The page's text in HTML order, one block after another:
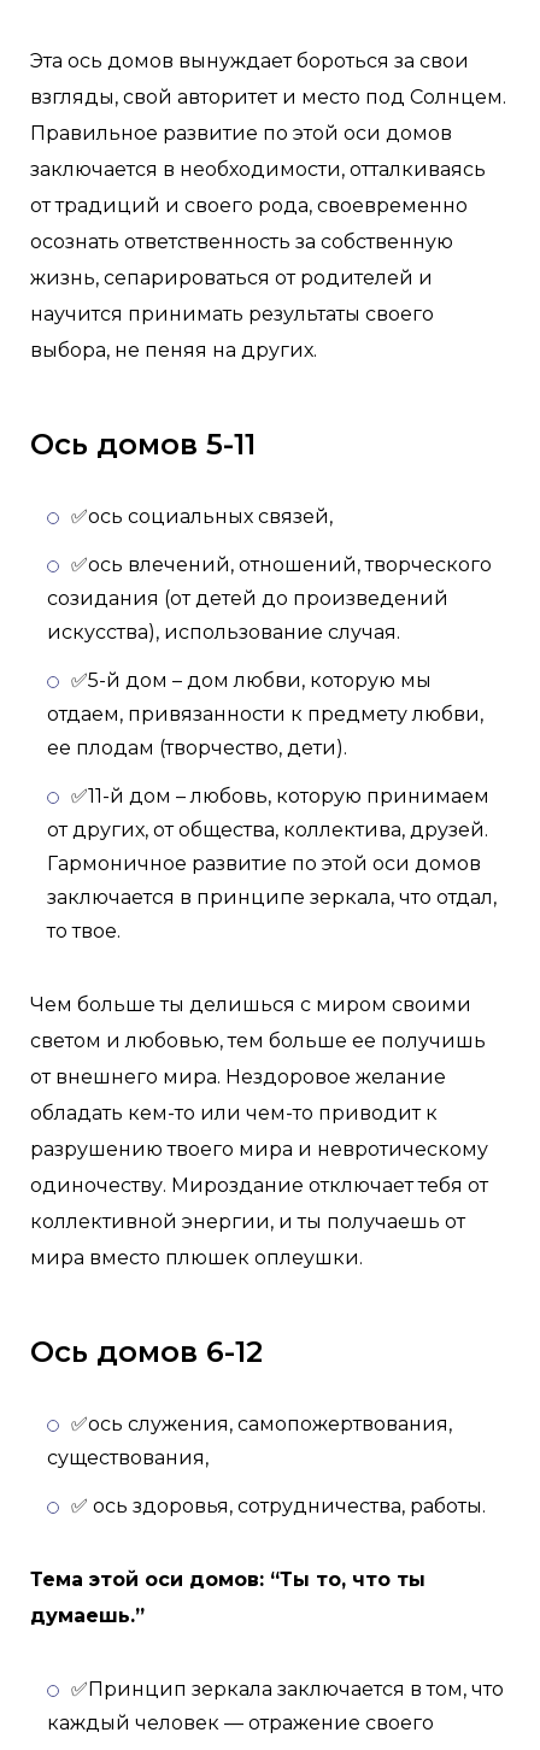
Эта ось домов вынуждает бороться за свои
взгляды, свой авторитет и место под Солнцем.
Правильное развитие по этой оси домов
заключается в необходимости, отталкиваясь
от традиций и своего рода, своевременно
осознать ответственность за собственную
жизнь, сепарироваться от родителей и
научится принимать результаты своего
выбора, не пеняя на других.
Ось домов 5-11
✅ось социальных связей,
✅ось влечений, отношений, творческого
созидания (от детей до произведений
искусства), использование случая.
✅5-й дом – дом любви, которую мы
отдаем, привязанности к предмету любви,
ее плодам (творчество, дети).
✅11-й дом – любовь, которую принимаем
от других, от общества, коллектива, друзей.
Гармоничное развитие по этой оси домов
заключается в принципе зеркала, что отдал,
то твое.
Чем больше ты делишься с миром своими
светом и любовью, тем больше ее получишь
от внешнего мира. Нездоровое желание
обладать кем-то или чем-то приводит к
разрушению твоего мира и невротическому
одиночеству. Мироздание отключает тебя от
коллективной энергии, и ты получаешь от
мира вместо плюшек оплеушки.
Ось домов 6-12
✅ось служения, самопожертвования,
существования,
✅ ось здоровья, сотрудничества, работы.
Тема этой оси домов: “Ты то, что ты
думаешь.”
✅Принцип зеркала заключается в том, что
каждый человек — отражение своего